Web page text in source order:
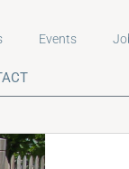
Events